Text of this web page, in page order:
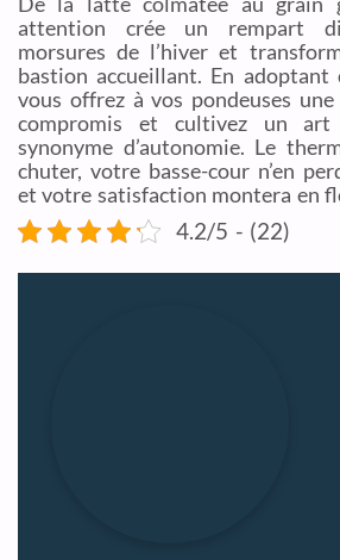
attention crée un rempart
morsures de l’hiver et
bastion accueillant. En adoptant
vous offrez à vos pondeuses
compromis et cultivez un art
synonyme d’autonomie. Le
chuter, votre basse-cour n’en
et votre satisfaction montera en
4.2/5 - (22)